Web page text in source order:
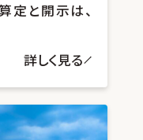
定と開示は、
詳しく見る